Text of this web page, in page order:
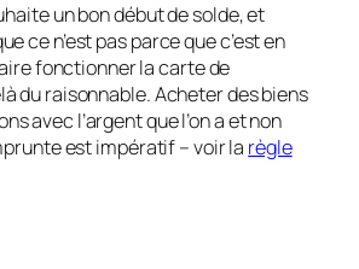
un bon début de solde, et
ce n’est pas parce que c’est en
fonctionner la carte de
du raisonnable. Acheter des biens
avec l’argent que l’on a et non
est impératif – voir la règle